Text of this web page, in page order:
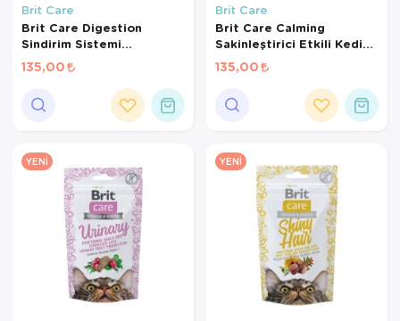
Brit Care
Brit Care Digestion
Sindirim Sistemi
Destekleyici Tahılsız Kedi
Ödül Maması 50gr
135,00
Brit Care
Brit Care Calming
Sakinleştirici Etkili Kedi
Ödül Maması 50gr
135,00
YENI YENI